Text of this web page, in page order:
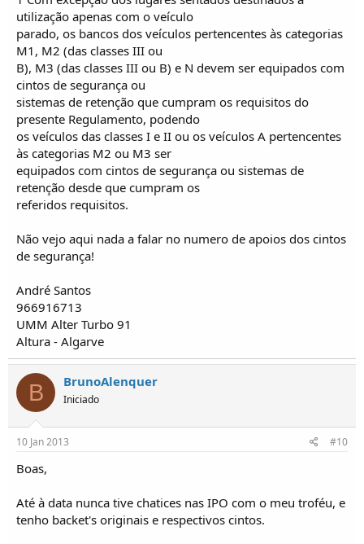
utilização apenas com o veículo
parado, os bancos dos veículos pertencentes às categorias
M1, M2 (das classes III ou
B), M3 (das classes III ou B) e N devem ser equipados com
cintos de segurança ou
sistemas de retenção que cumpram os requisitos do
presente Regulamento, podendo
os veículos das classes I e II ou os veículos A pertencentes
às categorias M2 ou M3 ser
equipados com cintos de segurança ou sistemas de
retenção desde que cumpram os
referidos requisitos.
Não vejo aqui nada a falar no numero de apoios dos cintos
de segurança!
André Santos
966916713
UMM Alter Turbo 91
Altura - Algarve
B BrunoAlenquer
Iniciado
10 Jan 2013 #10
Boas,
Até à data nunca tive chatices nas IPO com o meu troféu, e
tenho backet's originais e respectivos cintos.